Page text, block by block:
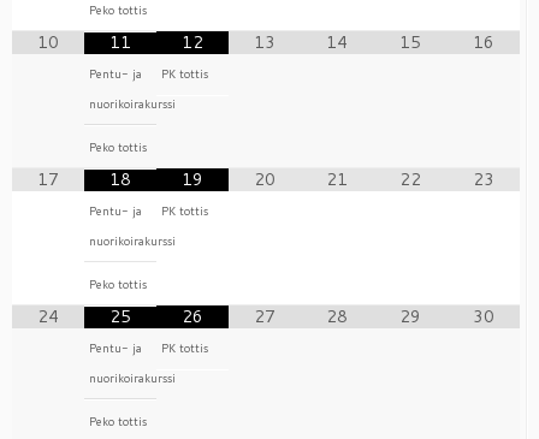
Peko tottis
10 11
Pentu- ja
nuorikoirakurssi
Peko tottis
12
PK tottis
13 14 15 16
17 18
Pentu- ja
nuorikoirakurssi
Peko tottis
19
PK tottis
20 21 22 23
24 25
Pentu- ja
nuorikoirakurssi
Peko tottis
26
PK tottis
27 28 29 30